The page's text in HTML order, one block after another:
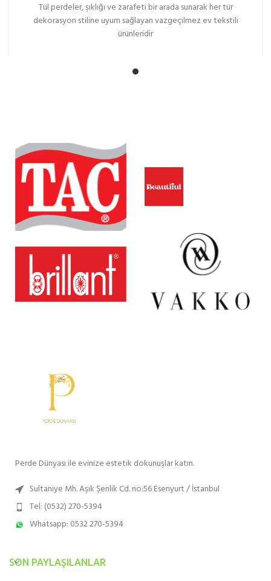
Tül perdeler, şıklığı ve zarafeti bir arada sunarak her tür
dekorasyon stiline uyum sağlayan vazgeçilmez ev tekstili
ürünleridir
Perde Dünyası ile evinize estetik dokunuşlar katın.
Sultaniye Mh. Aşık Şenlik Cd. no:56 Esenyurt / İstanbul
Tel: (0532) 270-5394
Whatsapp: 0532 270-5394
SON PAYLAŞILANLAR